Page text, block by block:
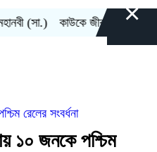
(সা.) কাউকে জীবনসঙ্গী হিসেবে
×
রেলের সংবর্ধনা
১০ জনকে পশ্চিম